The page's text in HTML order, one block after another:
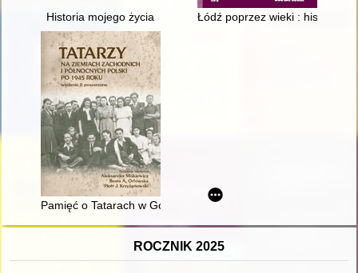
Historia mojego życia Łódź poprzez wieki : historia
Pamięć o Tatarach w Gorzowie Wielkopolskim
ROCZNIK 2025